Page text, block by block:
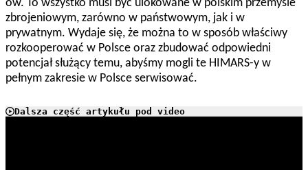
ów. To wszystko musi być ulokowane w polskim przemyśle
zbrojeniowym, zarówno w państwowym, jak i w
prywatnym. Wydaje się, że można to w sposób właściwy
rozkooperować w Polsce oraz zbudować odpowiedni
potencjał służący temu, abyśmy mogli te HIMARS-y w
pełnym zakresie w Polsce serwisować.
Dalsza część artykułu pod video